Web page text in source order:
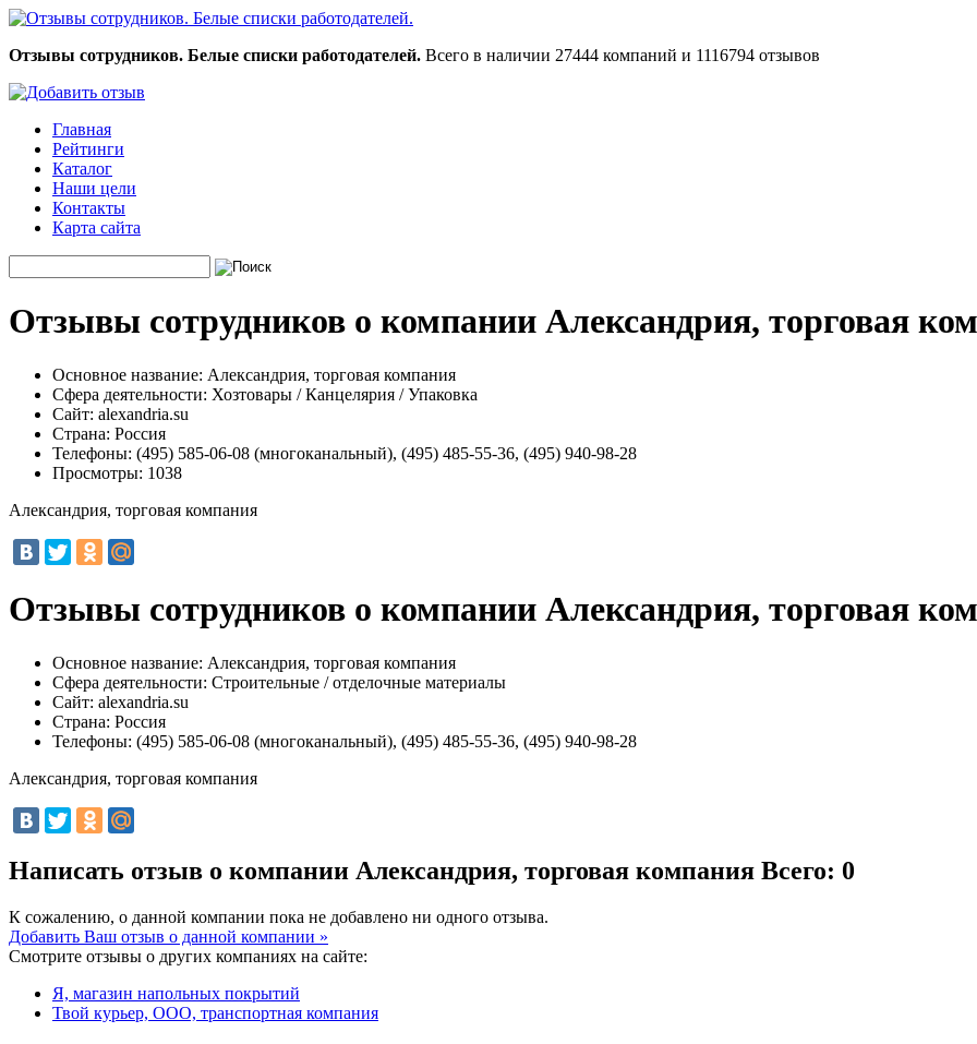
Отзывы сотрудников. Белые списки работодателей. Всего в наличии 27444 компаний и 1116794 отзывов
Главная
Рейтинги
Каталог
Наши цели
Контакты
Карта сайта
Отзывы сотрудников о компании Александрия, торговая
Основное название: Александрия, торговая компания
Сфера деятельности: Хозтовары / Канцелярия / Упаковка
Сайт: alexandria.su
Страна: Россия
Телефоны: (495) 585-06-08 (многоканальный), (495) 485-55-36, (495) 940-98-28
Просмотры: 1038
Александрия, торговая компания
Отзывы сотрудников о компании Александрия, торговая
Основное название: Александрия, торговая компания
Сфера деятельности: Строительные / отделочные материалы
Сайт: alexandria.su
Страна: Россия
Телефоны: (495) 585-06-08 (многоканальный), (495) 485-55-36, (495) 940-98-28
Александрия, торговая компания
Написать отзыв о компании Александрия, торговая компания Всего: 0
К сожалению, о данной компании пока не добавлено ни одного отзыва.
Добавить Ваш отзыв о данной компании »
Смотрите отзывы о других компаниях на сайте:
Я, магазин напольных покрытий
Твой курьер, ООО, транспортная компания